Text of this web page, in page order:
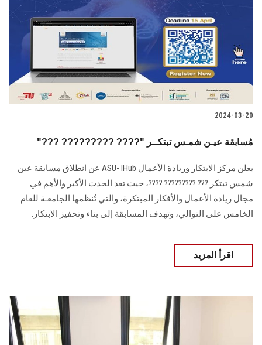
2024-03-20
"??? ????????? ????" مُسابقة عيـن شمـس تبتكــر
يعلن مركز الابتكار وريادة الأعمال ASU- IHub عن انطلاق مسابقة عين
شمس تبتكر ??? ????????? ????، حيث تعد الحدث الأكبر والأهم في
مجال ريادة الأعمال والأفكار المبتكرة، والتي تُنظمها الجامعـة للعام
الخامس على التوالي، وتهدف المسابقة إلى بناء وتحفيز الابتكار.
اقرأ المزيد